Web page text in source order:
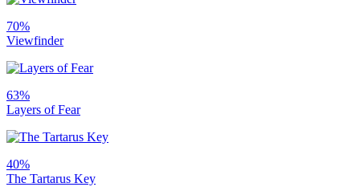
70%
Viewfinder
63%
Layers of Fear
40%
The Tartarus Key